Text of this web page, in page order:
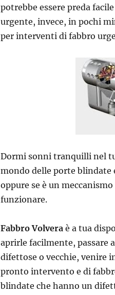
potrebbe essere preda
urgente, invece, in pochi
per interventi di fabbro
Dormi sonni tranquilli nel
mondo delle porte blindate
oppure se è un
funzionare.
Fabbro Volvera è a tua
aprirle facilmente, passare
difettose o vecchie, venire
pronto intervento e di
blindate che hanno un